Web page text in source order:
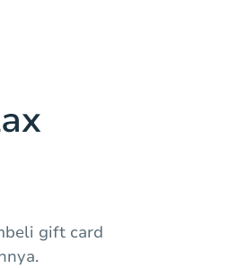
gift card